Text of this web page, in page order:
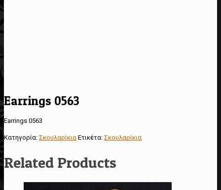
Earrings 0563
Earrings 0563
Κατηγορία: Σκουλαρίκια Ετικέτα: Σκουλαρίκια
Related Products